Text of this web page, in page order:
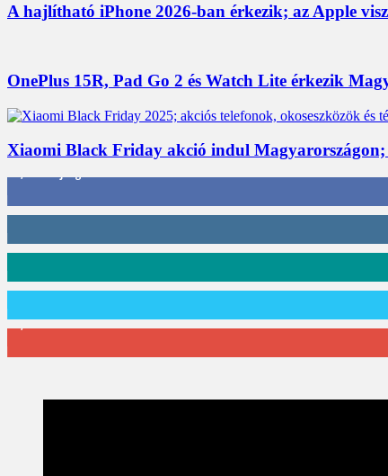
A hajlítható iPhone 2026-ban érkezik; az Apple
OnePlus 15R, Pad Go 2 és Watch Lite érkezik
Xiaomi Black Friday akció indul